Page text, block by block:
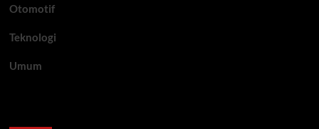
Otomotif
Teknologi
Umum